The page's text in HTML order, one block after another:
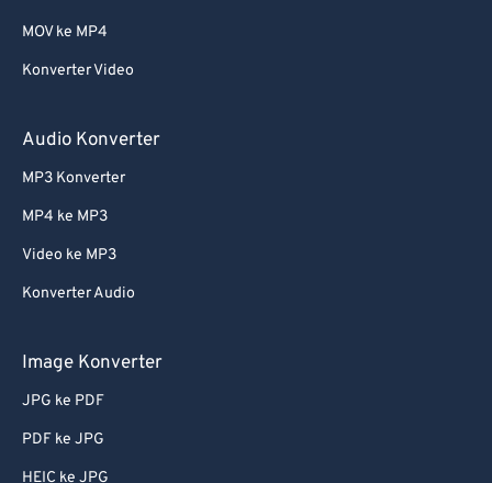
MOV ke MP4
Konverter Video
Audio Konverter
MP3 Konverter
MP4 ke MP3
Video ke MP3
Konverter Audio
Image Konverter
JPG ke PDF
PDF ke JPG
HEIC ke JPG